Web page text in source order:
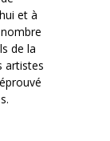
et à
de la
artistes